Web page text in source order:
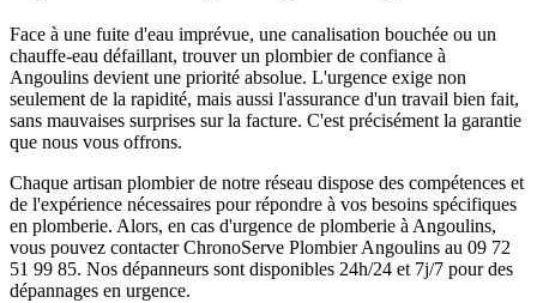
Face à une fuite d'eau imprévue, une canalisation bouchée ou un
chauffe-eau défaillant, trouver un plombier de confiance à
Angoulins devient une priorité absolue. L'urgence exige non
seulement de la rapidité, mais aussi l'assurance d'un travail bien fait,
sans mauvaises surprises sur la facture. C'est précisément la garantie
que nous vous offrons.
Chaque artisan plombier de notre réseau dispose des compétences et
de l'expérience nécessaires pour répondre à vos besoins spécifiques
en plomberie. Alors, en cas d'urgence de plomberie à Angoulins,
vous pouvez contacter ChronoServe Plombier Angoulins au 09 72
51 99 85. Nos dépanneurs sont disponibles 24h/24 et 7j/7 pour des
dépannages en urgence.